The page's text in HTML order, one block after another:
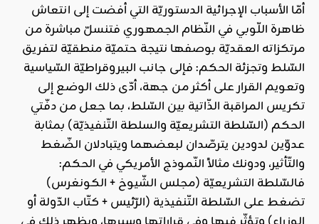
أمّا الأسباب الإجرائية الدستوريّة التي أفضت إلى انتعاش
ظاهرة اللّوبي في النّظام الجمهوري فتنسلّ مباشرة من
مرتكزاته العقديّة بوصفها نتيجة حتميّة منطقيّة لتفريق
السّلط وتجزئة الحكم: فإلى جانب البيروقراطيّة السّياسية
وتعويم القرار على أكثر من جهة، أدّى ذلك الوضع إلى
تكريس المراقبة الذّاتية بين السّلط، بما جعل من دفّتي
الحكم (السّلطة التشريعيّة والسلطة التّنفيذيّة) بمثابة
عدوّين لدودين يترصّدان لبعضهما ويتبادلان الضّغط
والتّأثير، ودونك مثالاً النّموذج الأمريكي في الحكم:
فالسّلطة التشريعيّة (مجلس الشّيوخ + الكونغرس)
تضغط على السّلطة التّنفيذية (الرّئيس + كتّاب الدّولة أو